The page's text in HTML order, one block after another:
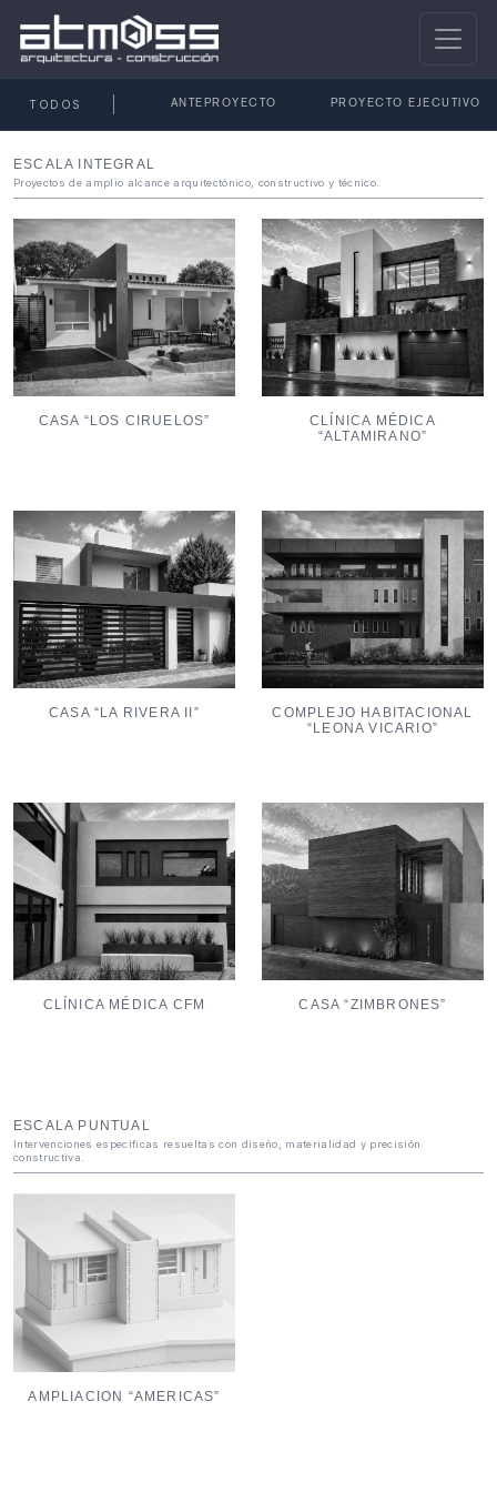
TODOS ANTEPROYECTO PROYECTO EJECUTIVO
ESCALA INTEGRAL
Proyectos de amplio alcance arquitectónico, constructivo y técnico.
CASA “LOS CIRUELOS”
CLÍNICA MÉDICA
“ALTAMIRANO”
CASA “LA RIVERA II”
COMPLEJO HABITACIONAL
“LEONA VICARIO”
CLÍNICA MÉDICA CFM CASA “ZIMBRONES”
ESCALA PUNTUAL
Intervenciones específicas resueltas con diseño, materialidad y precisión
constructiva.
AMPLIACION “AMERICAS”